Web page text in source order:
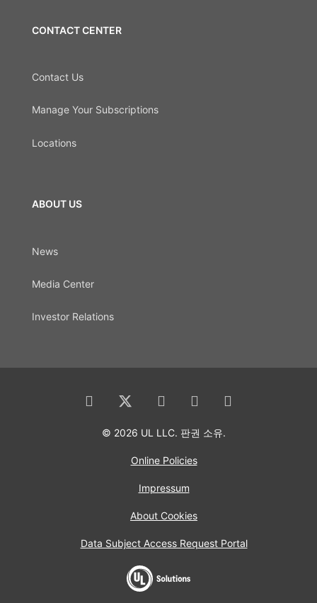
CONTACT CENTER
Contact Us
Manage Your Subscriptions
Locations
ABOUT US
News
Media Center
Investor Relations
© 2026 UL LLC. 판권 소유.
Online Policies
Impressum
About Cookies
Data Subject Access Request Portal